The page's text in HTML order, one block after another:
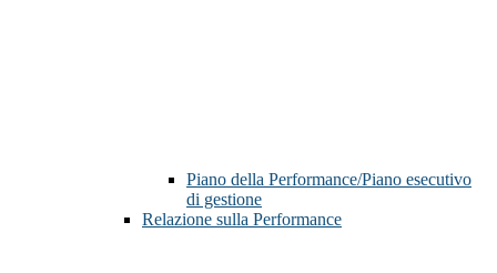
Piano della Performance/Piano esecutivo
di gestione
Relazione sulla Performance